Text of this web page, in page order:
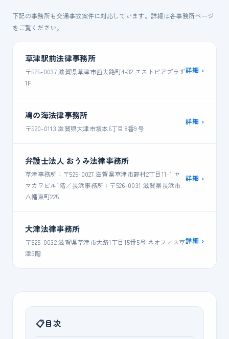
下記の事務所も交通事故案件に対応しています。詳細は各事務所ページ
をご覧ください。
草津駅前法律事務所
〒525-0037 滋賀県草津市西大路町4-32 エストピアプラザ
1F
詳細 ›
鳰の海法律事務所
〒520-0113 滋賀県大津市坂本6丁目8番9号
詳細 ›
弁護士法人 おうみ法律事務所
草津事務所：〒525-0027 滋賀県草津市野村2丁目11-1 ヤ
マカワビル1階／長浜事務所：〒526-0031 滋賀県長浜市
八幡東町225
詳細 ›
大津法律事務所
〒525-0032 滋賀県草津市大路1丁目15番5号 ネオフィス草
津5階
詳細 ›
目次